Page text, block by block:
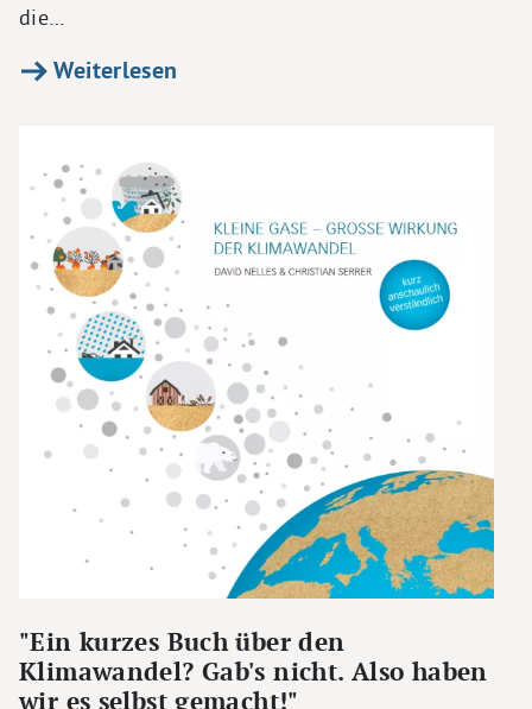
die…
Weiterlesen
"Ein kurzes Buch über den
Klimawandel? Gab's nicht. Also haben
wir es selbst gemacht!"